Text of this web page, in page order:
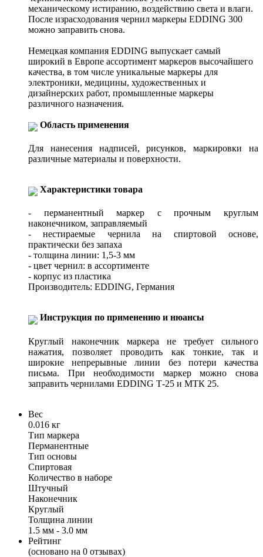
механическому истиранию, воздействию света и влаги.
После израсходования чернил маркеры EDDING 300
можно заправить снова.
Немецкая компания EDDING выпускает самый
широкий в Европе ассортимент маркеров высочайшего
качества, в том числе уникальные маркеры для
электроники, медицины, художественных и
дизайнерских работ, промышленные маркеры
различного назначения.
Область применения
Для нанесения надписей, рисунков, маркировки на
различные материалы и поверхности.
Характеристики товара
- перманентный маркер с прочным круглым
наконечником, заправляемый
- нестираемые чернила на спиртовой основе,
практически без запаха
- толщина линии: 1,5-3 мм
- цвет чернил: в ассортименте
- корпус из пластика
Производитель: EDDING, Германия
Инструкция по применению и нюансы
Круглый наконечник маркера не требует сильного
нажатия, позволяет проводить как тонкие, так и
широкие непрерывные линии без потери качества
письма. При необходимости маркер можно снова
заправить чернилами EDDING Т-25 и МТК 25.
Вес
0.016 кг
Тип маркера
Перманентные
Тип основы
Спиртовая
Количество в наборе
Штучный
Наконечник
Круглый
Толщина линии
1.5 мм - 3.0 мм
Рейтинг
(основано на 0 отзывах)